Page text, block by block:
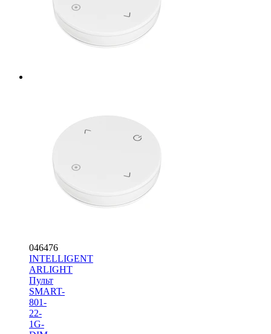
046476
INTELLIGENT
ARLIGHT
Пульт
SMART-
801-
22-
1G-